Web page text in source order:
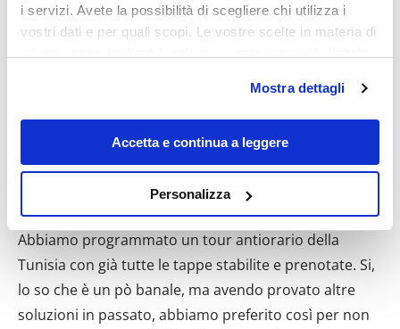
i servizi. Avete la possibilità di scegliere chi utilizza i
vostri dati e per quali scopi. Le vostre scelte in materia di
modificare o revocare il proprio consenso in qualsiasi
momento dalla Dichiarazione sui cookie o facendo clic
sull'icona di attivazione della privacy.
raccogliere informazioni sulla tua posizione
geografica, con un'approssimazione di qualche
metro,
Identificare il tuo dispositivo, scansionandolo
attivamente alla ricerca di caratteristiche specifiche
(impronte digitali).
Mostra dettagli
Accetta e continua a leggere
Personalizza
Usciamo da Tunisi in tarda mattinata. Avevamo tutti
bisogno di riposare un po’, fare una buona colazione
ed organizzare bene i bagagli perché le moto sono
cariche come se stessimo facendo un trasloco.
Abbiamo programmato un tour antiorario della
Tunisia con già tutte le tappe stabilite e prenotate. Si,
lo so che è un pò banale, ma avendo provato altre
soluzioni in passato, abbiamo preferito così per non